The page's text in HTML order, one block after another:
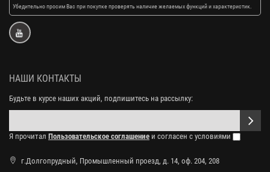
Убедительно просим Вас при покупке проверять наличие желаемых функций и характеристик.
НАШИ КОНТАКТЫ
Будьте в курсе наших акций, подпишитесь на рассылку:
Я прочитал Пользовательское соглашение и согласен с условиями
г.Долгопрудный, Промышленный проезд, д. 14, оф. 204, 208